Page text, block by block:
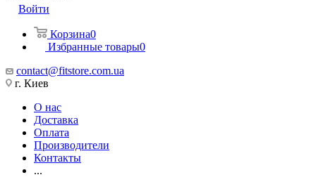
Войти
Корзина0
Избранные товары0
contact@fitstore.com.ua
г. Киев
О нас
Доставка
Оплата
Производители
Контакты
...